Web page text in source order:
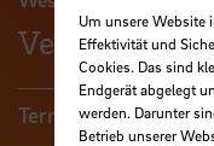
Termine
Um unsere Website
Effektivität und
Cookies. Das sind
Endgerät abgelegt
werden. Darunter
Betrieb unserer